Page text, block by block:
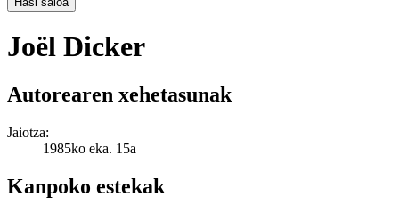
Joël Dicker
Autorearen xehetasunak
Jaiotza:
1985ko eka. 15a
Kanpoko estekak